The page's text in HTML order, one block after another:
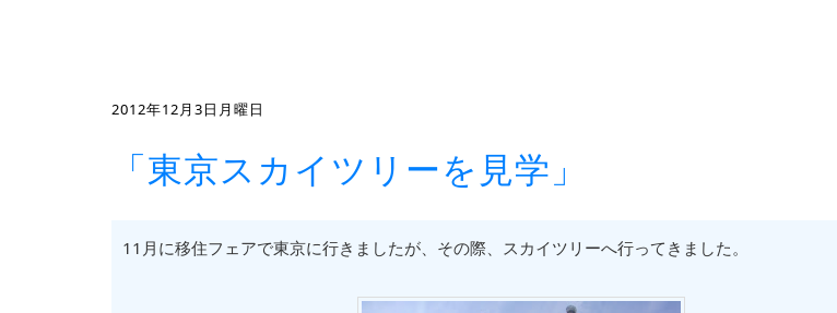
2012年12月3日月曜日
「東京スカイツリーを見学」
11月に移住フェアで東京に行きましたが、その際、スカイツリーへ行ってきました。